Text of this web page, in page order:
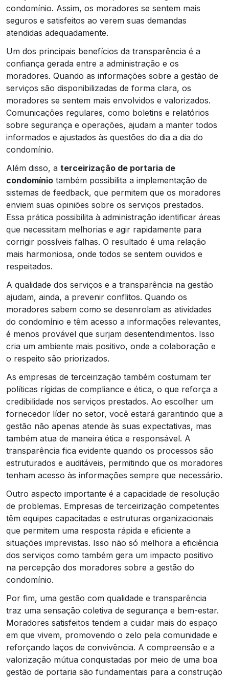
condomínio. Assim, os moradores se sentem mais
seguros e satisfeitos ao verem suas demandas
atendidas adequadamente.
Um dos principais benefícios da transparência é a
confiança gerada entre a administração e os
moradores. Quando as informações sobre a gestão de
serviços são disponibilizadas de forma clara, os
moradores se sentem mais envolvidos e valorizados.
Comunicações regulares, como boletins e relatórios
sobre segurança e operações, ajudam a manter todos
informados e ajustados às questões do dia a dia do
condomínio.
Além disso, a terceirização de portaria de
condomínio também possibilita a implementação de
sistemas de feedback, que permitem que os moradores
enviem suas opiniões sobre os serviços prestados.
Essa prática possibilita à administração identificar áreas
que necessitam melhorias e agir rapidamente para
corrigir possíveis falhas. O resultado é uma relação
mais harmoniosa, onde todos se sentem ouvidos e
respeitados.
A qualidade dos serviços e a transparência na gestão
ajudam, ainda, a prevenir conflitos. Quando os
moradores sabem como se desenrolam as atividades
do condomínio e têm acesso a informações relevantes,
é menos provável que surjam desentendimentos. Isso
cria um ambiente mais positivo, onde a colaboração e
o respeito são priorizados.
As empresas de terceirização também costumam ter
políticas rígidas de compliance e ética, o que reforça a
credibilidade nos serviços prestados. Ao escolher um
fornecedor líder no setor, você estará garantindo que a
gestão não apenas atende às suas expectativas, mas
também atua de maneira ética e responsável. A
transparência fica evidente quando os processos são
estruturados e auditáveis, permitindo que os moradores
tenham acesso às informações sempre que necessário.
Outro aspecto importante é a capacidade de resolução
de problemas. Empresas de terceirização competentes
têm equipes capacitadas e estruturas organizacionais
que permitem uma resposta rápida e eficiente a
situações imprevistas. Isso não só melhora a eficiência
dos serviços como também gera um impacto positivo
na percepção dos moradores sobre a gestão do
condomínio.
Por fim, uma gestão com qualidade e transparência
traz uma sensação coletiva de segurança e bem-estar.
Moradores satisfeitos tendem a cuidar mais do espaço
em que vivem, promovendo o zelo pela comunidade e
reforçando laços de convivência. A compreensão e a
valorização mútua conquistadas por meio de uma boa
gestão de portaria são fundamentais para a construção